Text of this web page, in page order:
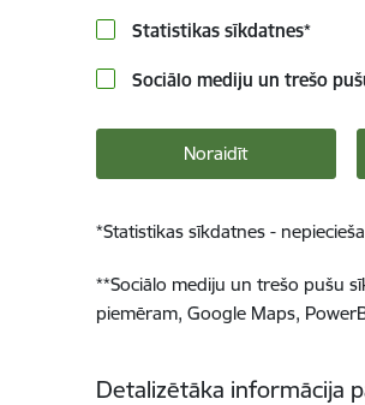
Statistikas sīkdatnes*
Sociālo mediju un trešo
Noraidīt
*Statistikas sīkdatnes -
**Sociālo mediju un trešo pušu
piemēram, Google Maps,
Detalizētāka informācija